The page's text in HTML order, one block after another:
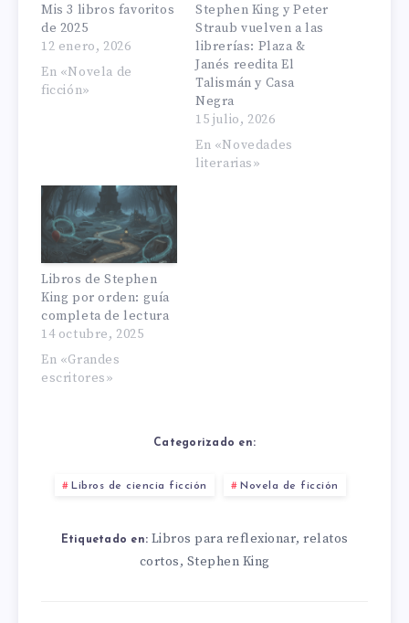
Mis 3 libros favoritos
de 2025
12 enero, 2026
En «Novela de
ficción»
Stephen King y Peter
Straub vuelven a las
librerías: Plaza &
Janés reedita El
Talismán y Casa
Negra
15 julio, 2026
En «Novedades
literarias»
Libros de Stephen
King por orden: guía
completa de lectura
14 octubre, 2025
En «Grandes
escritores»
Categorizado en:
Libros de ciencia ficción Novela de ficción
Etiquetado en: Libros para reflexionar, relatos
cortos, Stephen King